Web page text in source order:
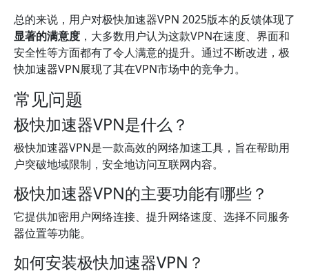
总的来说，用户对极快加速器VPN 2025版本的反馈体现了
显著的满意度 ，大多数用户认为这款VPN在速度、界面和
安全性等方面都有了令人满意的提升。通过不断改进，极
快加速器VPN展现了其在VPN市场中的竞争力。
常见问题
极快加速器VPN是什么？
极快加速器VPN是一款高效的网络加速工具，旨在帮助用
户突破地域限制，安全地访问互联网内容。
极快加速器VPN的主要功能有哪些？
它提供加密用户网络连接、提升网络速度、选择不同服务
器位置等功能。
如何安装极快加速器VPN？